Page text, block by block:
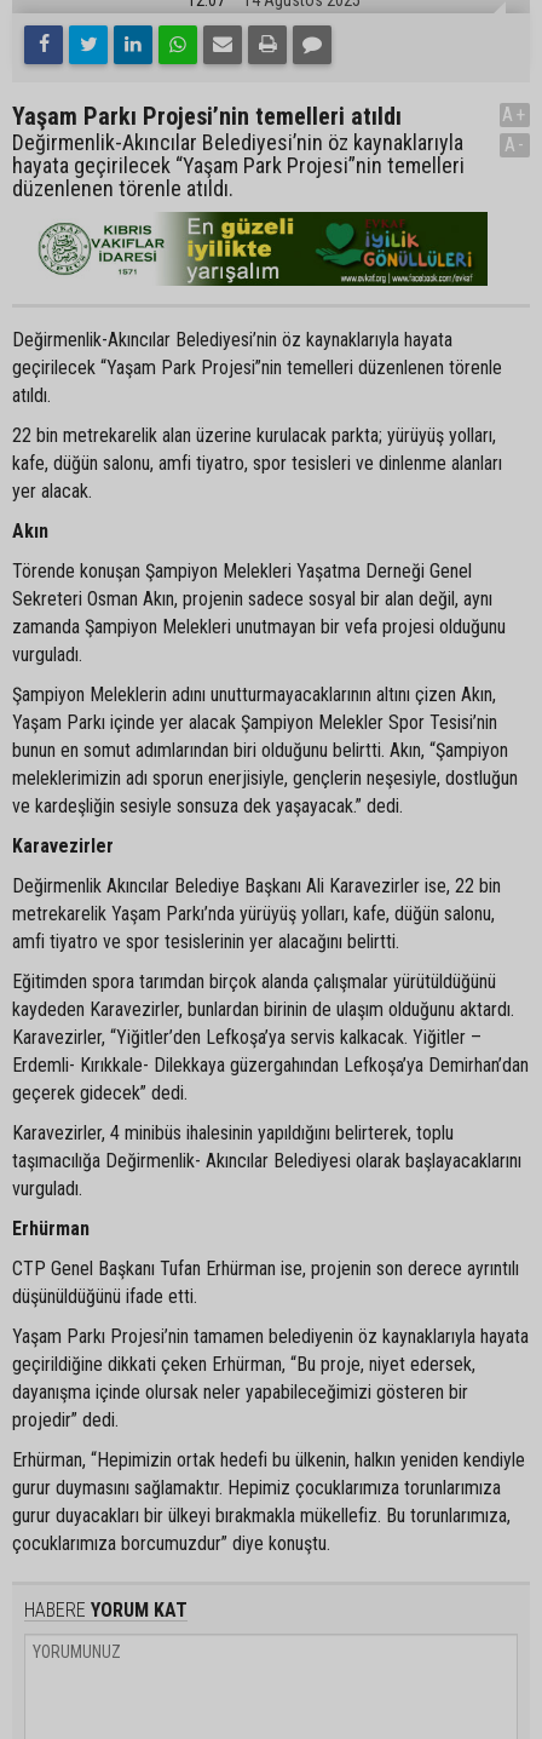
Yaşam Parkı Projesi’nin temelleri atıldı
Değirmenlik-Akıncılar Belediyesi’nin öz kaynaklarıyla
hayata geçirilecek “Yaşam Park Projesi”nin temelleri
düzenlenen törenle atıldı.
A+
A-
Değirmenlik-Akıncılar Belediyesi’nin öz kaynaklarıyla hayata
geçirilecek “Yaşam Park Projesi”nin temelleri düzenlenen törenle
atıldı.
22 bin metrekarelik alan üzerine kurulacak parkta; yürüyüş yolları,
kafe, düğün salonu, amfi tiyatro, spor tesisleri ve dinlenme alanları
yer alacak.
Akın
Törende konuşan Şampiyon Melekleri Yaşatma Derneği Genel
Sekreteri Osman Akın, projenin sadece sosyal bir alan değil, aynı
zamanda Şampiyon Melekleri unutmayan bir vefa projesi olduğunu
vurguladı.
Şampiyon Meleklerin adını unutturmayacaklarının altını çizen Akın,
Yaşam Parkı içinde yer alacak Şampiyon Melekler Spor Tesisi’nin
bunun en somut adımlarından biri olduğunu belirtti. Akın, “Şampiyon
meleklerimizin adı sporun enerjisiyle, gençlerin neşesiyle, dostluğun
ve kardeşliğin sesiyle sonsuza dek yaşayacak.” dedi.
Karavezirler
Değirmenlik Akıncılar Belediye Başkanı Ali Karavezirler ise, 22 bin
metrekarelik Yaşam Parkı’nda yürüyüş yolları, kafe, düğün salonu,
amfi tiyatro ve spor tesislerinin yer alacağını belirtti.
Eğitimden spora tarımdan birçok alanda çalışmalar yürütüldüğünü
kaydeden Karavezirler, bunlardan birinin de ulaşım olduğunu aktardı.
Karavezirler, “Yiğitler’den Lefkoşa’ya servis kalkacak. Yiğitler –
Erdemli- Kırıkkale- Dilekkaya güzergahından Lefkoşa’ya Demirhan’dan
geçerek gidecek” dedi.
Karavezirler, 4 minibüs ihalesinin yapıldığını belirterek, toplu
taşımacılığa Değirmenlik- Akıncılar Belediyesi olarak başlayacaklarını
vurguladı.
Erhürman
CTP Genel Başkanı Tufan Erhürman ise, projenin son derece ayrıntılı
düşünüldüğünü ifade etti.
Yaşam Parkı Projesi’nin tamamen belediyenin öz kaynaklarıyla hayata
geçirildiğine dikkati çeken Erhürman, “Bu proje, niyet edersek,
dayanışma içinde olursak neler yapabileceğimizi gösteren bir
projedir” dedi.
Erhürman, “Hepimizin ortak hedefi bu ülkenin, halkın yeniden kendiyle
gurur duymasını sağlamaktır. Hepimiz çocuklarımıza torunlarımıza
gurur duyacakları bir ülkeyi bırakmakla mükellefiz. Bu torunlarımıza,
çocuklarımıza borcumuzdur” diye konuştu.
HABERE YORUM KAT